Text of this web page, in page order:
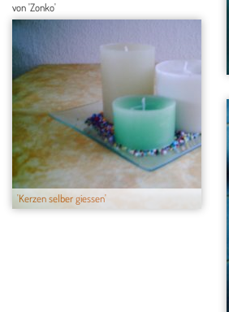
von 'Zonko'
'Kerzen selber giessen'